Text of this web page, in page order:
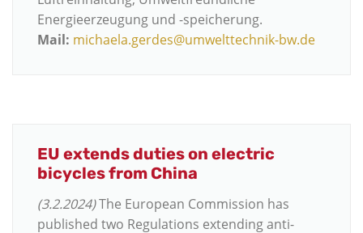
Energieerzeugung und -speicherung.
Mail: michaela.gerdes@umwelttechnik-bw.de
EU extends duties on electric
bicycles from China
(3.2.2024)The European Commission has
published two Regulations extending anti-